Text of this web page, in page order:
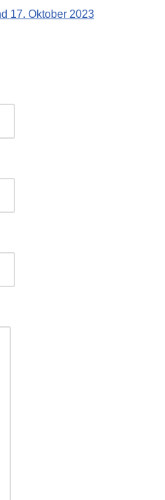
17. Okto­ber 2023